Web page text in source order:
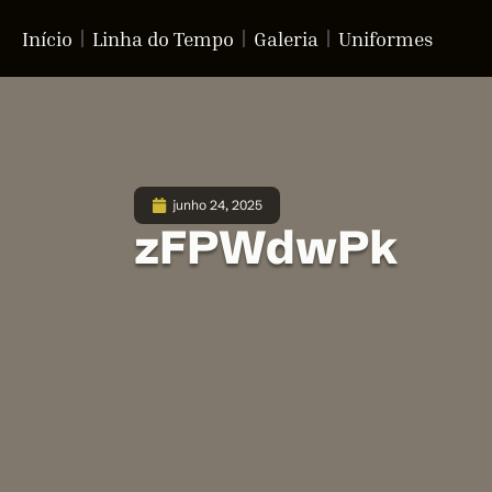
Início Linha do Tempo Galeria Uniformes
junho 24, 2025
zFPWdwPk